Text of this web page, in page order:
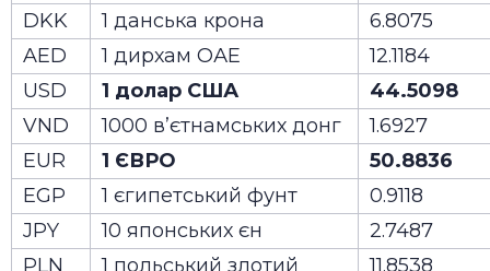
DKK
1 данська крона
6.8075
AED
1 дирхам ОАЕ
12.1184
USD
1 долар США
44.5098
VND
1000 в’єтнамських донг
1.6927
EUR
1 ЄВРО
50.8836
EGP
1 єгипетський фунт
0.9118
JPY
10 японських єн
2.7487
PLN
1 польський злотий
11.8538